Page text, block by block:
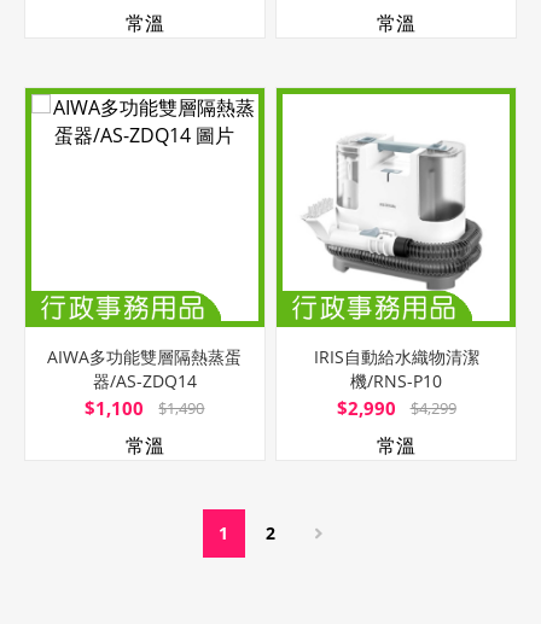
常溫 常溫
AIWA多功能雙層隔熱蒸蛋
器/AS-ZDQ14
$1,100 $1,490
常溫
IRIS自動給水織物清潔
機/RNS-P10
$2,990 $4,299
常溫
1 2